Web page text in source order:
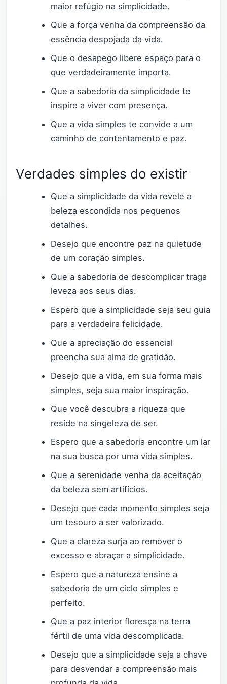
maior refúgio na simplicidade.
Que a força venha da compreensão da
essência despojada da vida.
Que o desapego libere espaço para o
que verdadeiramente importa.
Que a sabedoria da simplicidade te
inspire a viver com presença.
Que a vida simples te convide a um
caminho de contentamento e paz.
Verdades simples do existir
Que a simplicidade da vida revele a
beleza escondida nos pequenos
detalhes.
Desejo que encontre paz na quietude
de um coração simples.
Que a sabedoria de descomplicar traga
leveza aos seus dias.
Espero que a simplicidade seja seu guia
para a verdadeira felicidade.
Que a apreciação do essencial
preencha sua alma de gratidão.
Desejo que a vida, em sua forma mais
simples, seja sua maior inspiração.
Que você descubra a riqueza que
reside na singeleza de ser.
Espero que a sabedoria encontre um lar
na sua busca por uma vida simples.
Que a serenidade venha da aceitação
da beleza sem artifícios.
Desejo que cada momento simples seja
um tesouro a ser valorizado.
Que a clareza surja ao remover o
excesso e abraçar a simplicidade.
Espero que a natureza ensine a
sabedoria de um ciclo simples e
perfeito.
Que a paz interior floresça na terra
fértil de uma vida descomplicada.
Desejo que a simplicidade seja a chave
para desvendar a compreensão mais